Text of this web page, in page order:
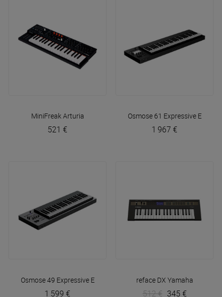
MiniFreakArturia
521 €
Osmose 61 Expressive E
1 967 €
Osmose 49 Expressive E
1 599 €
reface DX Yamaha
512 € 345 €